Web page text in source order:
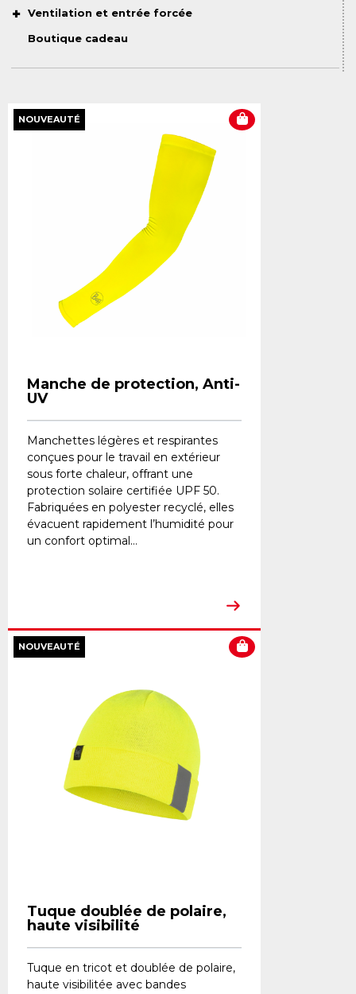
Ventilation et entrée forcée
Boutique cadeau
NOUVEAUTÉ
Manche de protection, Anti-
UV
Manchettes légères et respirantes
conçues pour le travail en extérieur
sous forte chaleur, offrant une
protection solaire certifiée UPF 50.
Fabriquées en polyester recyclé, elles
évacuent rapidement l’humidité pour
un confort optimal...
NOUVEAUTÉ
Tuque doublée de polaire,
haute visibilité
Tuque en tricot et doublée de polaire,
haute visibilitée avec bandes